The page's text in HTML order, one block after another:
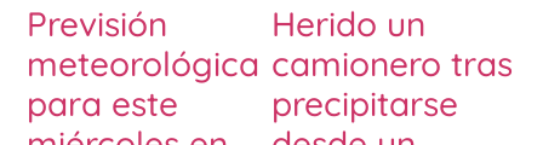
Previsión
meteorológica
para este
Herido un
camionero tras
precipitarse